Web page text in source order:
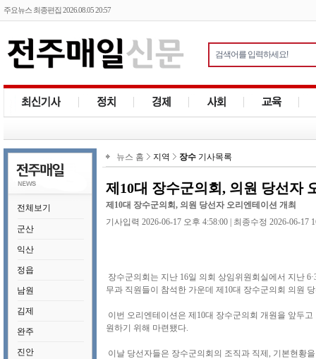
주요뉴스 최종편집 2026.08.05 20:57
전체보기
군산
익산
정읍
남원
김제
완주
진안
뉴스 홈 지역 장수 기사목록
제10대 장수군의회, 의원 당선자
제10대 장수군의회, 의원 당선자 오리엔테이션 개최
기사입력 2026-06-17 오후 4:58:00 | 최종수정 2026-06-17
장수군의회는 지난 16일 의회 상임위원회실에서 지난
무과 직원들이 참석한 가운데 제10대 장수군의회 의원
이번 오리엔테이션은 제10대 장수군의회 개원을 앞두
원하기 위해 마련됐다.
이날 당선자들은 장수군의회의 조직과 직제, 기본현황